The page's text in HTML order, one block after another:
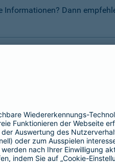
Informationen? Dann
wählen: Basis-, Top-
Top